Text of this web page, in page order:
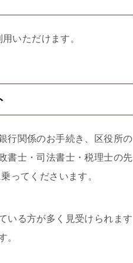
いただけます。
行関係のお手続き、区役所の
書士・司法書士・税理士の先
ってくださいます。
いる方が多く見受けられます
。